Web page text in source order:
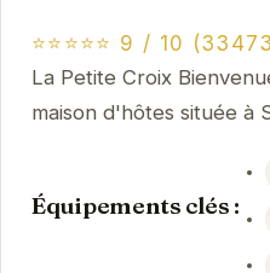
⭐⭐⭐⭐⭐ 9 / 10
La Petite Croix
maison d'hôtes située à
Équipements clés :